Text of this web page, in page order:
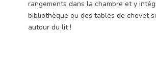
rangements dans la chambre et y
bibliothèque ou des tables de chevet
autour du lit !